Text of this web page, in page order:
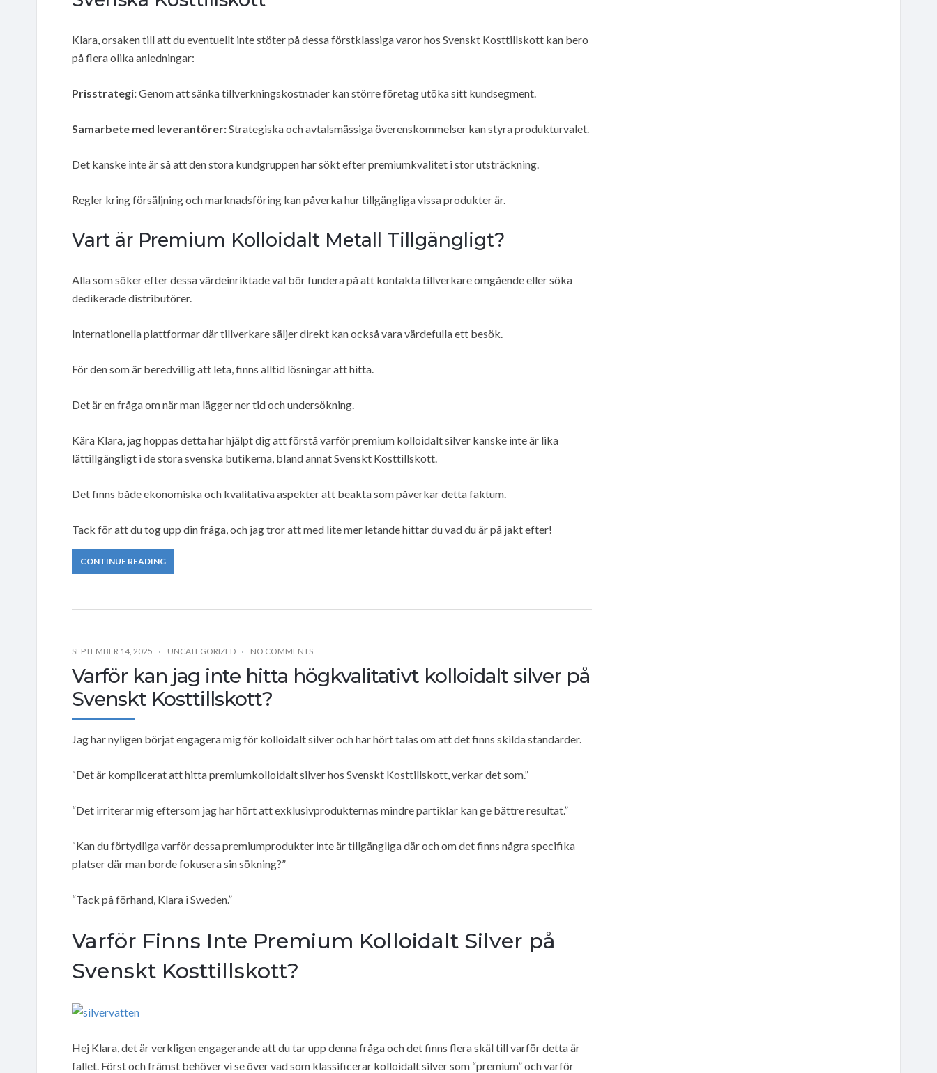
Klara, orsaken till att du eventuellt inte stöter på dessa förstklassiga varor hos Svenskt Kosttillskott kan bero
på flera olika anledningar:
Prisstrategi:Genom att sänka tillverkningskostnader kan större företag utöka sitt kundsegment.
Samarbete med leverantörer:Strategiska och avtalsmässiga överenskommelser kan styra produkturvalet.
Det kanske inte är så att den stora kundgruppen har sökt efter premiumkvalitet i stor utsträckning.
Regler kring försäljning och marknadsföring kan påverka hur tillgängliga vissa produkter är.
Vart är Premium Kolloidalt Metall Tillgängligt?
Alla som söker efter dessa värdeinriktade val bör fundera på att kontakta tillverkare omgående eller söka
dedikerade distributörer.
Internationella plattformar där tillverkare säljer direkt kan också vara värdefulla ett besök.
För den som är beredvillig att leta, finns alltid lösningar att hitta.
Det är en fråga om när man lägger ner tid och undersökning.
Kära Klara, jag hoppas detta har hjälpt dig att förstå varför premium kolloidalt silver kanske inte är lika
lättillgängligt i de stora svenska butikerna, bland annat Svenskt Kosttillskott.
Det finns både ekonomiska och kvalitativa aspekter att beakta som påverkar detta faktum.
Tack för att du tog upp din fråga, och jag tror att med lite mer letande hittar du vad du är på jakt efter!
CONTINUE READING
SEPTEMBER 14, 2025 UNCATEGORIZED NO COMMENTS
Varför kan jag inte hitta högkvalitativt kolloidalt silver på
Svenskt Kosttillskott?
Jag har nyligen börjat engagera mig för kolloidalt silver och har hört talas om att det finns skilda standarder.
“Det är komplicerat att hitta premiumkolloidalt silver hos Svenskt Kosttillskott, verkar det som.”
“Det irriterar mig eftersom jag har hört att exklusivprodukternas mindre partiklar kan ge bättre resultat.”
“Kan du förtydliga varför dessa premiumprodukter inte är tillgängliga där och om det finns några specifika
platser där man borde fokusera sin sökning?”
“Tack på förhand, Klara i Sweden.”
Varför Finns Inte Premium Kolloidalt Silver på
Svenskt Kosttillskott?
Hej Klara, det är verkligen engagerande att du tar upp denna fråga och det finns flera skäl till varför detta är
fallet. Först och främst behöver vi se över vad som klassificerar kolloidalt silver som “premium” och varför